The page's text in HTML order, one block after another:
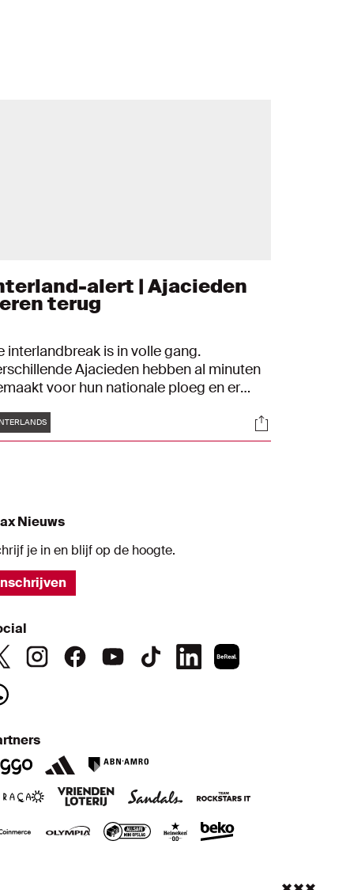
alert | Ajacieden
terug
interlandbreak is in volle gang.
Ajacieden hebben al minuten
voor hun nationale ploeg en er
hielden we je de afgelopen week op
hoogte van de Ajacieden die waren
Socials
Nieuws
je in en blijf op de hoogte.